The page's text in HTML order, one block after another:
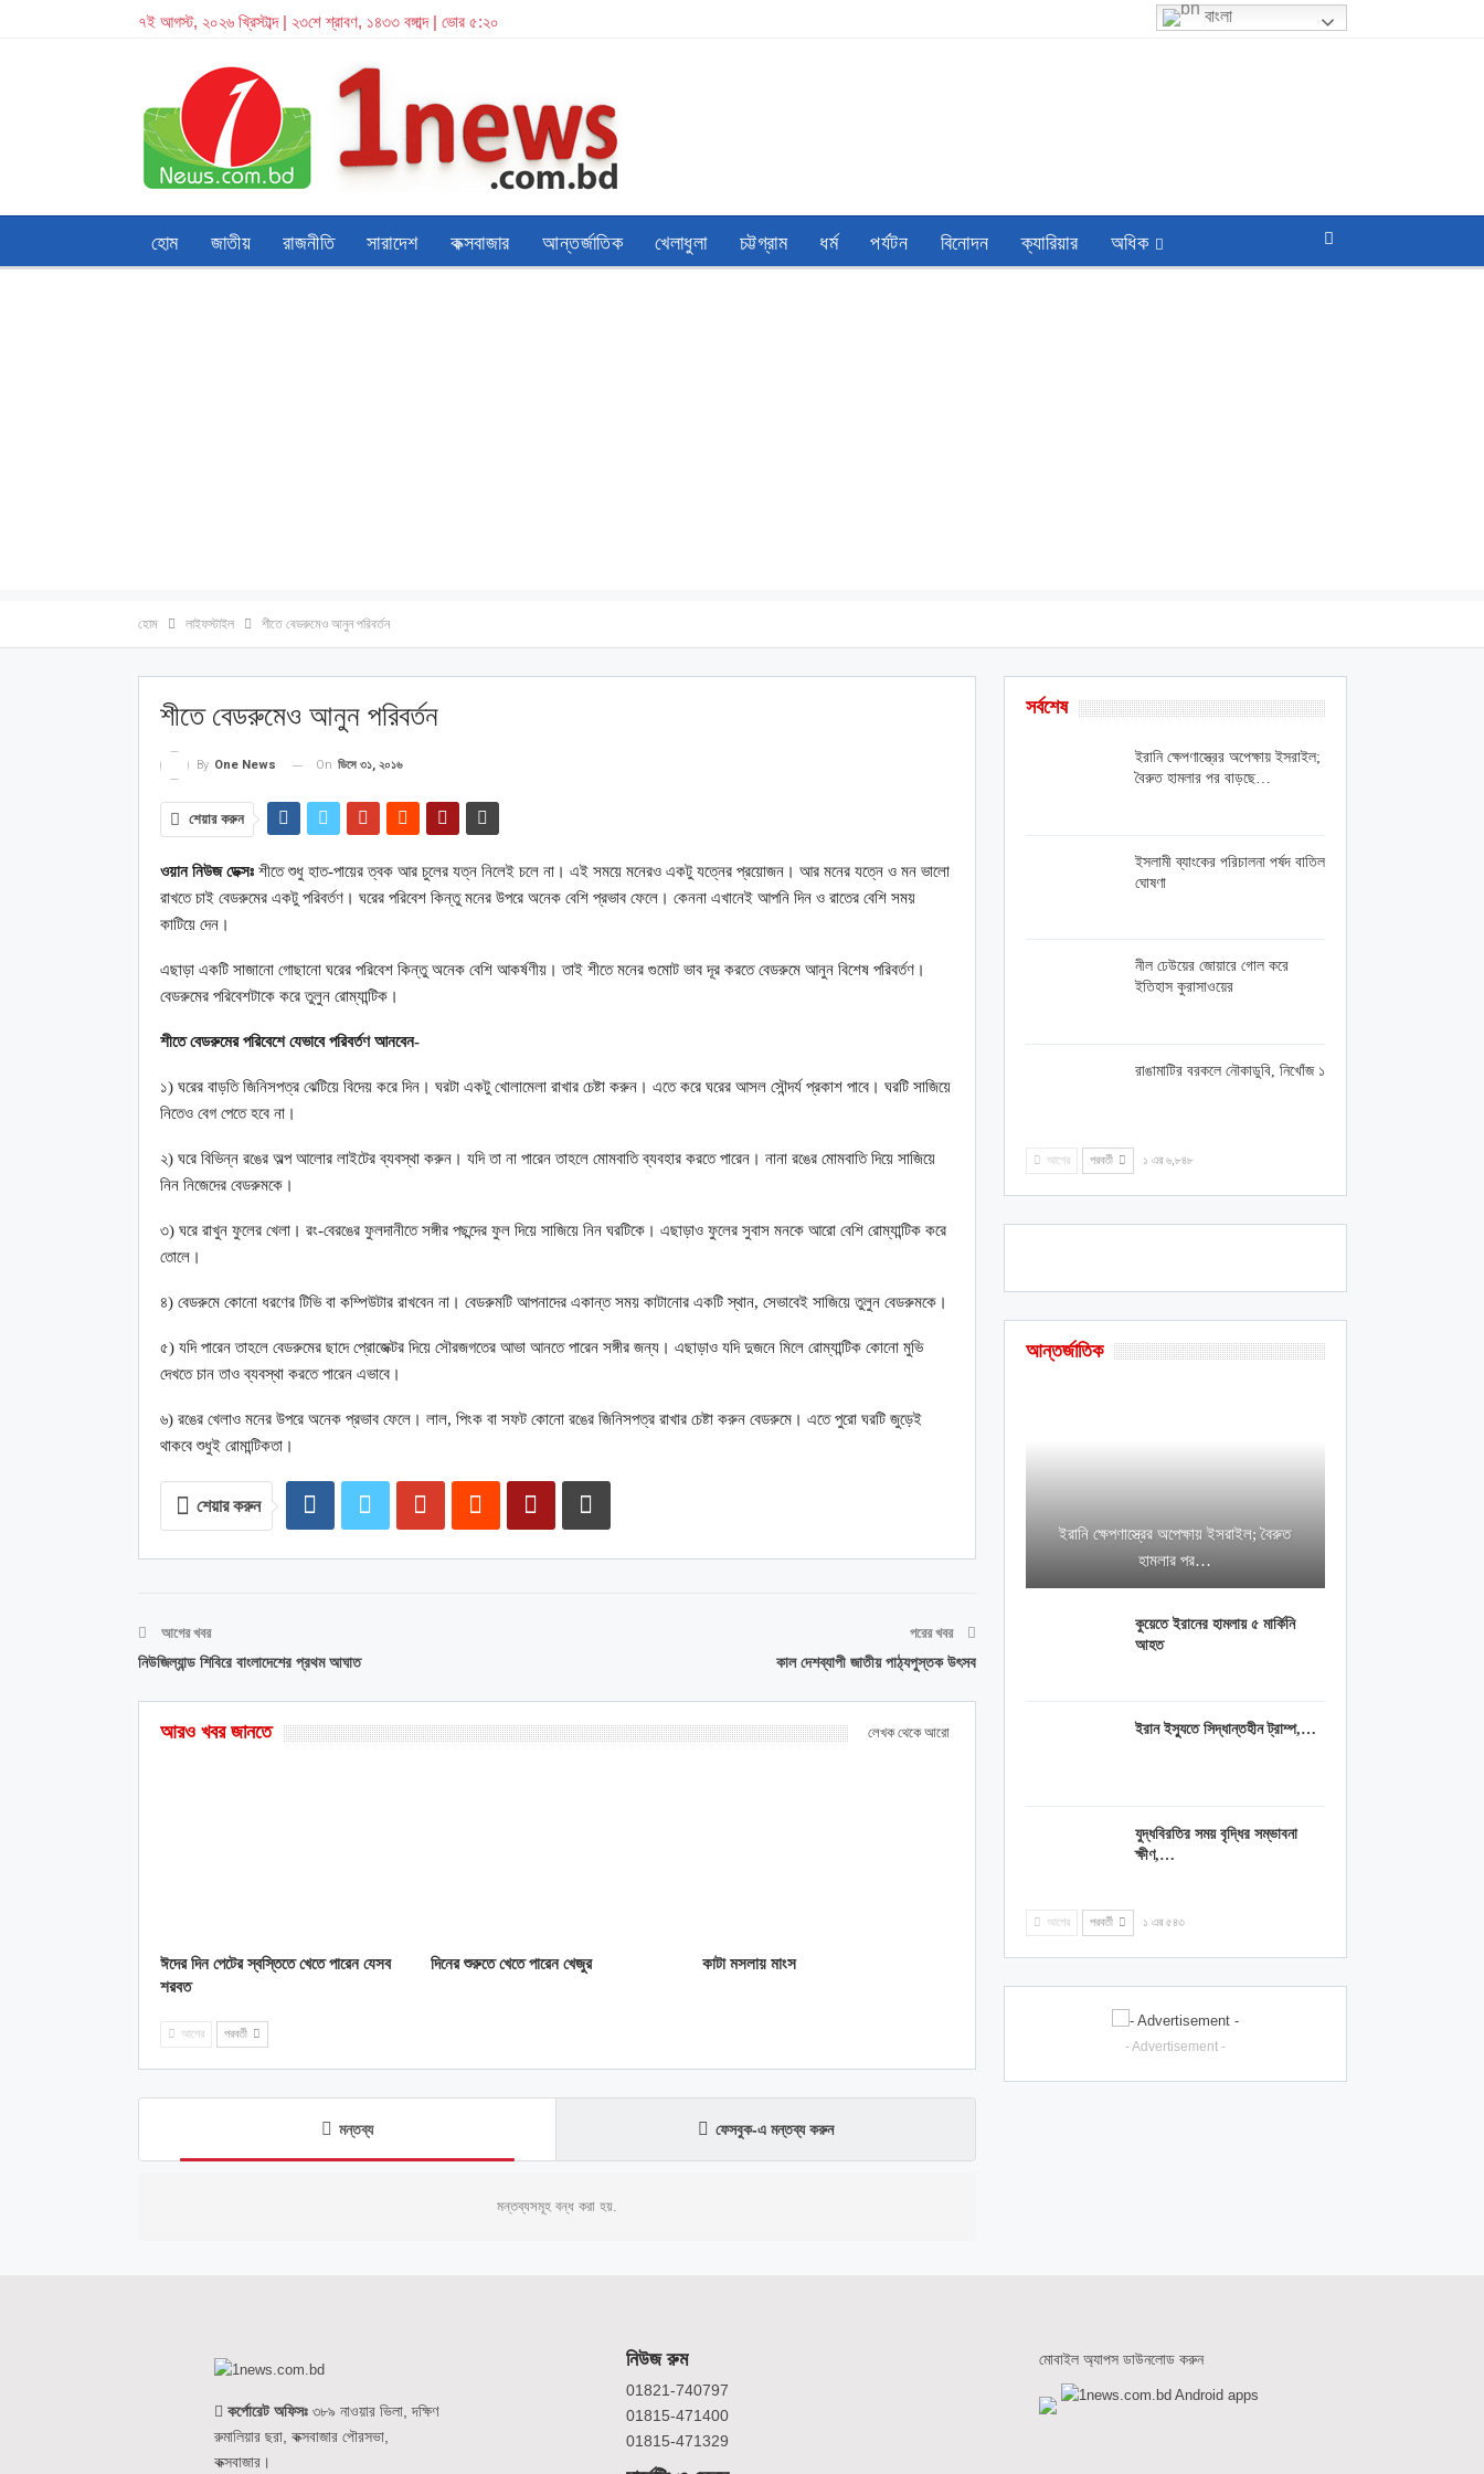
৭ই আগস্ট, ২০২৬ খ্রিস্টাব্দ | ২৩শে শ্রাবণ, ১৪৩৩ বঙ্গাব্দ | ভোর ৫:২০ বাংলা
হোম জাতীয় রাজনীতি সারাদেশ কক্সবাজার আন্তর্জাতিক খেলাধুলা চট্টগ্রাম ধর্ম পর্যটন বিনোদন ক্যারিয়ার অধিক
হোম লাইফস্টাইল শীতে বেডরুমেও আনুন পরিবর্তন
শীতে বেডরুমেও আনুন পরিবর্তন
By One News On ডিসে ৩১, ২০১৬
শেয়ার করুন
ওয়ান নিউজ ডেক্সঃশীতে শুধু হাত-পায়ের ত্বক আর চুলের যত্ন নিলেই চলে না। এই সময়ে মনেরও একটু যত্নের প্রয়োজন। আর মনের যত্নে ও মন ভালো
রাখতে চাই বেডরুমের একটু পরিবর্তণ। ঘরের পরিবেশ কিন্তু মনের উপরে অনেক বেশি প্রভাব ফেলে। কেননা এখানেই আপনি দিন ও রাতের বেশি সময়
কাটিয়ে দেন।
এছাড়া একটি সাজানো গোছানো ঘরের পরিবেশ কিন্তু অনেক বেশি আকর্ষণীয়। তাই শীতে মনের গুমোট ভাব দূর করতে বেডরুমে আনুন বিশেষ পরিবর্তণ।
বেডরুমের পরিবেশটাকে করে তুলুন রোম্যান্টিক।
শীতে বেডরুমের পরিবেশে যেভাবে পরিবর্তণ আনবেন-
১) ঘরের বাড়তি জিনিসপত্র ঝেটিয়ে বিদেয় করে দিন। ঘরটা একটু খোলামেলা রাখার চেষ্টা করুন। এতে করে ঘরের আসল সৌন্দর্য প্রকাশ পাবে। ঘরটি সাজিয়ে
নিতেও বেগ পেতে হবে না।
২) ঘরে বিভিন্ন রঙের অল্প আলোর লাইটের ব্যবস্থা করুন। যদি তা না পারেন তাহলে মোমবাতি ব্যবহার করতে পারেন। নানা রঙের মোমবাতি দিয়ে সাজিয়ে
নিন নিজেদের বেডরুমকে।
৩) ঘরে রাখুন ফুলের খেলা। রং-বেরঙের ফুলদানীতে সঙ্গীর পছন্দের ফুল দিয়ে সাজিয়ে নিন ঘরটিকে। এছাড়াও ফুলের সুবাস মনকে আরো বেশি রোম্যান্টিক করে
তোলে।
৪) বেডরুমে কোনো ধরণের টিভি বা কম্পিউটার রাখবেন না। বেডরুমটি আপনাদের একান্ত সময় কাটানোর একটি স্থান, সেভাবেই সাজিয়ে তুলুন বেডরুমকে।
৫) যদি পারেন তাহলে বেডরুমের ছাদে প্রোজেক্টর দিয়ে সৌরজগতের আভা আনতে পারেন সঙ্গীর জন্য। এছাড়াও যদি দুজনে মিলে রোম্যান্টিক কোনো মুভি
দেখতে চান তাও ব্যবস্থা করতে পারেন এভাবে।
৬) রঙের খেলাও মনের উপরে অনেক প্রভাব ফেলে। লাল, পিংক বা সফট কোনো রঙের জিনিসপত্র রাখার চেষ্টা করুন বেডরুমে। এতে পুরো ঘরটি জুড়েই
থাকবে শুধুই রোমান্টিকতা।
শেয়ার করুন
আগের খবর
নিউজিল্যান্ড শিবিরে বাংলাদেশের প্রথম আঘাত
পরের খবর
কাল দেশব্যাপী জাতীয় পাঠ্যপুস্তক উৎসব
আরও খবর জানতে লেখক থেকে আরো
ঈদের দিন পেটের স্বস্তিতে খেতে পারেন যেসব
শরবত
দিনের শুরুতে খেতে পারেন খেজুর কাটা মসলায় মাংস
আগের পরবর্তী
মন্তব্য ফেসবুক-এ মন্তব্য করুন
মন্তব্যসমূহ বন্ধ করা হয়.
সর্বশেষ
ইরানি ক্ষেপণাস্ত্রের অপেক্ষায় ইসরাইল;
বৈরুত হামলার পর বাড়ছে…
ইসলামী ব্যাংকের পরিচালনা পর্ষদ বাতিল
ঘোষণা
নীল ঢেউয়ের জোয়ারে গোল করে
ইতিহাস কুরাসাওয়ের
রাঙামাটির বরকলে নৌকাডুবি, নিখোঁজ ১
আগের পরবর্তী ১ এর ৬,৮৪৮
আন্তর্জাতিক
ইরানি ক্ষেপণাস্ত্রের অপেক্ষায় ইসরাইল; বৈরুত
হামলার পর…
কুয়েতে ইরানের হামলায় ৫ মার্কিনি
আহত
ইরান ইস্যুতে সিদ্ধান্তহীন ট্রাম্প,…
যুদ্ধবিরতির সময় বৃদ্ধির সম্ভাবনা
ক্ষীণ,…
আগের পরবর্তী ১ এর ৫৪৩
- Advertisement -
কর্পোরেট অফিসঃ ৩৮৯ নাওয়ার ভিলা, দক্ষিণ
রুমালিয়ার ছরা, কক্সবাজার পৌরসভা,
কক্সবাজার।
নিউজ রুম
01821-740797
01815-471400
01815-471329
মোবাইল অ্যাপস ডাউনলোড করুন